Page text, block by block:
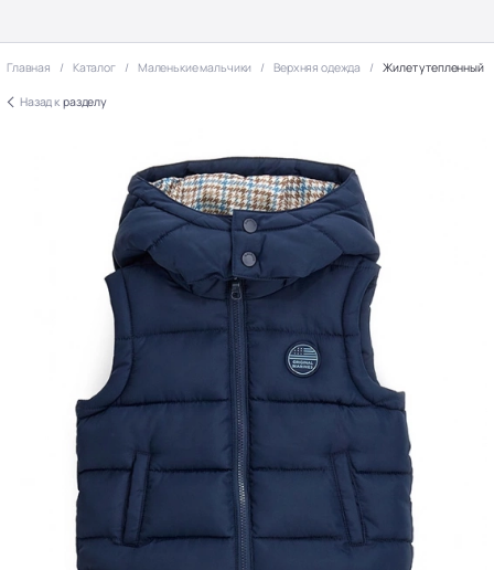
Главная Каталог Маленькие мальчики Верхняя одежда Жилет утепленный
Назад к разделу